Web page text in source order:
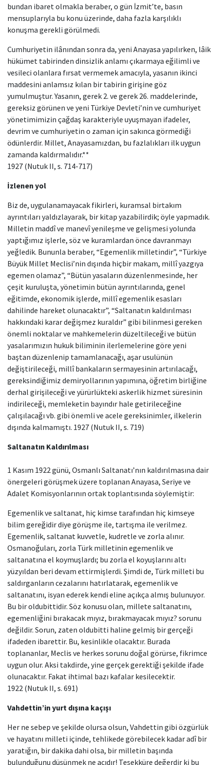
bundan ibaret olmakla beraber, o gün İzmit’te, basın
mensuplarıyla bu konu üzerinde, daha fazla karşılıklı
konuşma gerekli görülmedi.
Cumhuriyetin ilânından sonra da, yeni Anayasa yapılırken, lâik
hükümet tabirinden dinsizlik anlamı çıkarmaya eğilimli ve
vesileci olanlara fırsat vermemek amacıyla, yasanın ikinci
maddesini anlamsız kılan bir tabirin girişine göz
yumulmuştur. Yasanın, gerek 2. ve gerek 26. maddelerinde,
gereksiz görünen ve yeni Türkiye Devleti’nin ve cumhuriyet
yönetimimizin çağdaş karakteriyle uyuşmayan ifadeler,
devrim ve cumhuriyetin o zaman için sakınca görmediği
ödünlerdir. Millet, Anayasamızdan, bu fazlalıkları ilk uygun
zamanda kaldırmalıdır.**
1927 (Nutuk II, s. 714-717)
İzlenen yol
Biz de, uygulanamayacak fikirleri, kuramsal birtakım
ayrıntıları yaldızlayarak, bir kitap yazabilirdik; öyle yapmadık.
Milletin maddî ve manevî yenileşme ve gelişmesi yolunda
yaptığımız işlerle, söz ve kuramlardan önce davranmayı
yeğledik. Bununla beraber, “Egemenlik milletindir”, “Türkiye
Büyük Millet Meclisi’nin dışında hiçbir makam, millî yazgıya
egemen olamaz”, “Bütün yasaların düzenlenmesinde, her
çeşit kuruluşta, yönetimin bütün ayrıntılarında, genel
eğitimde, ekonomik işlerde, millî egemenlik esasları
dahilinde hareket olunacaktır”, “Saltanatın kaldırılması
hakkındaki karar değişmez kuraldır” gibi bilinmesi gereken
önemli noktalar ve mahkemelerin düzeltileceği ve bütün
yasalarımızın hukuk biliminin ilerlemelerine göre yeni
baştan düzenlenip tamamlanacağı, aşar usulünün
değiştirileceği, millî bankaların sermayesinin artırılacağı,
gereksindiğimiz demiryollarının yapımına, öğretim birliğine
derhal girişileceği ve yürürlükteki askerlik hizmet süresinin
indirileceği, memleketin bayındır hale getirileceğine
çalışılacağı vb. gibi önemli ve acele gereksinimler, ilkelerin
dışında kalmamıştı. 1927 (Nutuk II, s. 719)
Saltanatın Kaldırılması
1 Kasım 1922 günü, Osmanlı Saltanatı’nın kaldırılmasına dair
önergeleri görüşmek üzere toplanan Anayasa, Seriye ve
Adalet Komisyonlarının ortak toplantısında söylemiştir:
Egemenlik ve saltanat, hiç kimse tarafından hiç kimseye
bilim gereğidir diye görüşme ile, tartışma ile verilmez.
Egemenlik, saltanat kuvvetle, kudretle ve zorla alınır.
Osmanoğuları, zorla Türk milletinin egemenlik ve
saltanatına el koymuşlardı; bu zorla el koyuşlarını altı
yüzyıldan beri devam ettirmişlerdi. Şimdi de, Türk milleti bu
saldırganların cezalarını hatırlatarak, egemenlik ve
saltanatını, isyan ederek kendi eline açıkça almış bulunuyor.
Bu bir oldubittidir. Söz konusu olan, millete saltanatını,
egemenliğini bırakacak mıyız, bırakmayacak mıyız? sorunu
değildir. Sorun, zaten oldubitti haline gelmiş bir gerçeği
ifadeden ibarettir. Bu, kesinlikle olacaktır. Burada
toplananlar, Meclis ve herkes sorunu doğal görürse, fikrimce
uygun olur. Aksi takdirde, yine gerçek gerektiği şekilde ifade
olunacaktır. Fakat ihtimal bazı kafalar kesilecektir.
1922 (Nutuk II, s. 691)
Vahdettin’in yurt dışına kaçışı
Her ne sebep ve şekilde olursa olsun, Vahdettin gibi özgürlük
ve hayatını milleti içinde, tehlikede görebilecek kadar adî bir
yaratığın, bir dakika dahi olsa, bir milletin başında
bulunduğunu düşünmek ne acıdır! Teşekküre değerdir ki bu